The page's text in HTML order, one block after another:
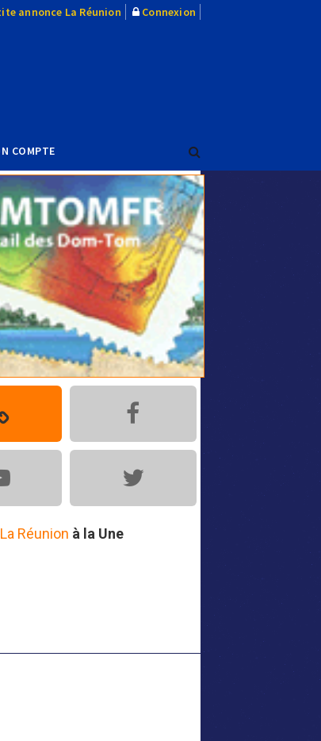
annonce La Réunion Connexion
COMPTE
Réunion à la Une